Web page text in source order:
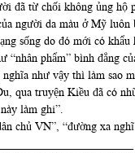
đã từ chối không ủng hộ
người da màu ở Mỹ
sống do đó mới có khẩu
“nhân phẩm” bình đẳng
như vậy thì làm sao
qua truyện Kiều đã có
làm ghi”.
chủ VN”, “đường xa